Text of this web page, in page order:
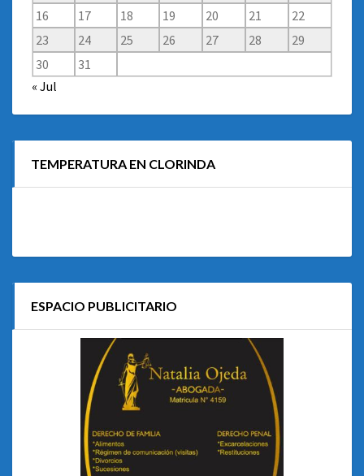
16
17 18 19 20 21
22
23
24 25 26 27 28
29
30
31
« Jul
TEMPERATURA EN CLORINDA
ESPACIO PUBLICITARIO